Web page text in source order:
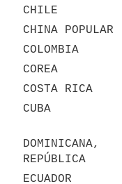
CHILE
CHINA POPULAR
COLOMBIA
COREA
COSTA RICA
CUBA
DOMINICANA,
REPÚBLICA
ECUADOR